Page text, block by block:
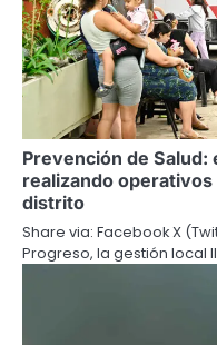
Prevención de
realizando
distrito
Share via: Facebook X
Progreso, la gestión local